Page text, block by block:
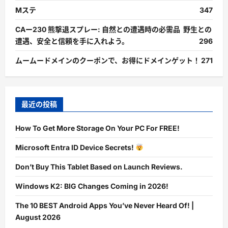
Mステ 347
CAー230 熊撃退スプレー: 自然との遭遇時の必需品 野生との
遭遇、安全と信頼を手に入れよう。
296
ムームードメインのクーポンで、お得にドメインゲット！ 271
最近の投稿
How To Get More Storage On Your PC For FREE!
Microsoft Entra ID Device Secrets!
Don’t Buy This Tablet Based on Launch Reviews.
Windows K2: BIG Changes Coming in 2026!
The 10 BEST Android Apps You’ve Never Heard Of! |
August 2026